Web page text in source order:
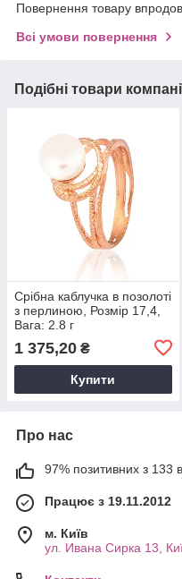
Повернення товару
Всі умови повернення
Подібні товари
Срібна каблучка в позолоті
з перлиною, Розмір 17,4,
Вага: 2.8 г
1 375,20 ₴
Купити
Про нас
97% позитивних з 133
Працює з 19.11.2012
м. Київ
ул. Ивана Сирка 13,